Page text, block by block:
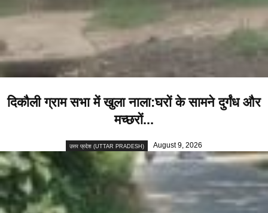
दिकौली ग्राम सभा में खुला नाला:घरों के सामने दुर्गंध और
मच्छरों...
उत्तर प्रदेश (UTTAR PRADESH) August 9, 2026